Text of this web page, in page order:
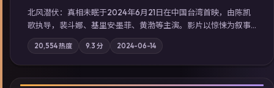
北风潜伏：真相未眠于2024年6月21日在中国台湾首映，由陈凯
歌执导，裴斗娜、基里安·墨菲、黄渤等主演。影片以惊悚为叙事
主轴，失踪人口档案牵出跨国灰色产业链；摄影与配乐强化地域
气质；站内亦可通过「国产免费观看高清电视剧在线看」延展检
索同类型高分佳作，畅享高清在线追剧体验。
20,554热度 9.3 分 2024-06-14